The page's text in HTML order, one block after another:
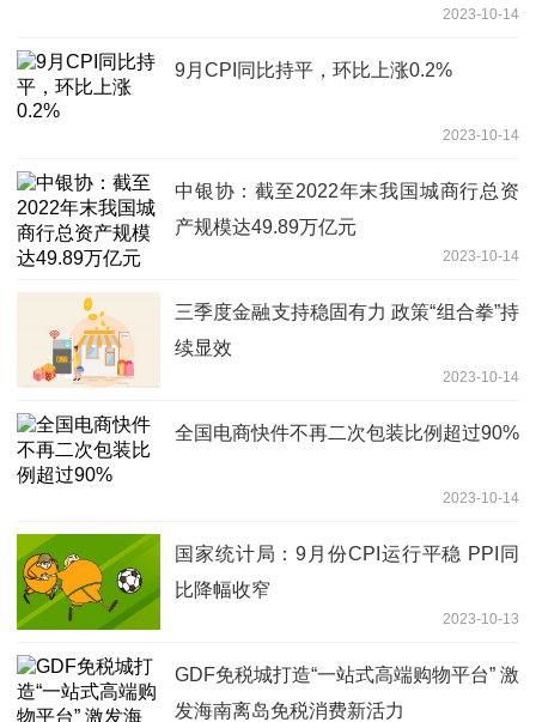
2023-10-14
9月CPI同比持平，环比上涨0.2%
2023-10-14
中银协：截至2022年末我国城商行总资
产规模达49.89万亿元
2023-10-14
三季度金融支持稳固有力 政策“组合拳”持
续显效
2023-10-14
全国电商快件不再二次包装比例超过90%
2023-10-14
国家统计局：9月份CPI运行平稳 PPI同
比降幅收窄
2023-10-13
GDF免税城打造“一站式高端购物平台” 激
发海南离岛免税消费新活力